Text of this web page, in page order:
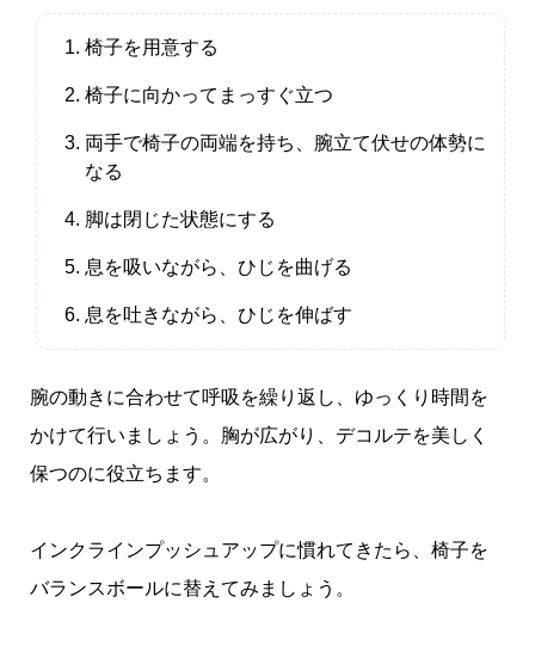
椅子を用意する
椅子に向かってまっすぐ立つ
両手で椅子の両端を持ち、腕立て伏せの体勢に
なる
脚は閉じた状態にする
息を吸いながら、ひじを曲げる
息を吐きながら、ひじを伸ばす
腕の動きに合わせて呼吸を繰り返し、ゆっくり時間を
かけて行いましょう。胸が広がり、デコルテを美しく
保つのに役立ちます。
インクラインプッシュアップに慣れてきたら、椅子を
バランスボールに替えてみましょう。